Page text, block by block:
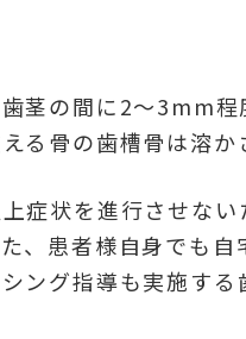
茎の間に2～3mm程
る骨の歯槽骨は溶か
症状を進行させな
、患者様自身でも
ング指導も実施する